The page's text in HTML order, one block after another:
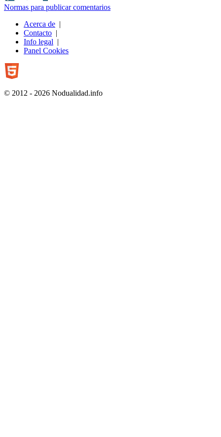
Normas para publicar comentarios
Acerca de |
Contacto |
Info legal |
Panel Cookies
© 2012 - 2026 Nodualidad.info